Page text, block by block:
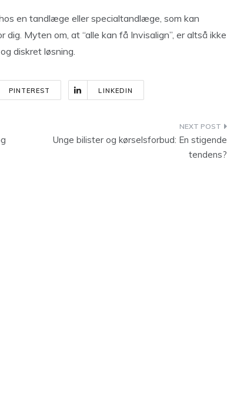
en tandlæge eller specialtandlæge, som kan
Myten om, at “alle kan få Invisalign”, er altså ikke
diskret løsning.
PINTEREST LINKEDIN
Unge bilister og kørselsforbud: En stigende
tendens?